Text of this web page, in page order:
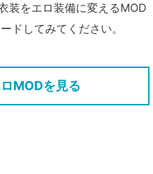
装をエロ装備に変えるMOD
ドしてみてください。
MODを見る